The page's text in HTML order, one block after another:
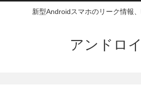
新型Androidスマホのリーク情報
アンドロ